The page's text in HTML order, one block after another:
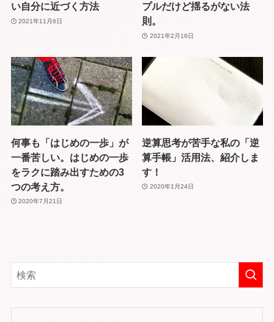
い自分に近づく方法
2021年11月6日
プルだけど揺るがない法
則。
2021年2月16日
何事も「はじめの一歩」が
一番苦しい。はじめの一歩
をラクに踏み出すための3
つの考え方。
2020年7月21日
逆算思考が苦手な私の「逆
算手帳」活用法、紹介しま
す！
2020年1月24日